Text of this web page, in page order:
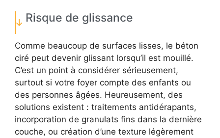
Risque de glissance
Comme beaucoup de surfaces lisses, le béton
ciré peut devenir glissant lorsqu’il est mouillé.
C’est un point à considérer sérieusement,
surtout si votre foyer compte des enfants ou
des personnes âgées. Heureusement, des
solutions existent : traitements antidérapants,
incorporation de granulats fins dans la dernière
couche, ou création d’une texture légèrement